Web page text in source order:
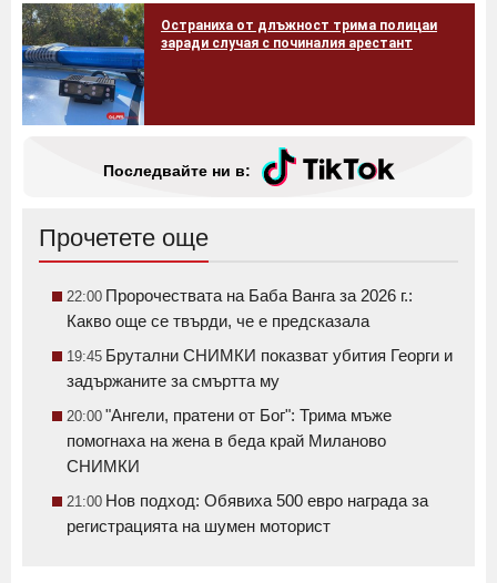
Остраниха от длъжност трима полицаи
заради случая с починалия арестант
Последвайте ни в:
Прочетете още
22:00 Пророчествата на Баба Ванга за 2026 г.:
Какво още се твърди, че е предсказала
19:45 Брутални СНИМКИ показват убития Георги и
задържаните за смъртта му
20:00 "Ангели, пратени от Бог": Трима мъже
помогнаха на жена в беда край Миланово
СНИМКИ
21:00 Нов подход: Обявиха 500 евро награда за
регистрацията на шумен моторист